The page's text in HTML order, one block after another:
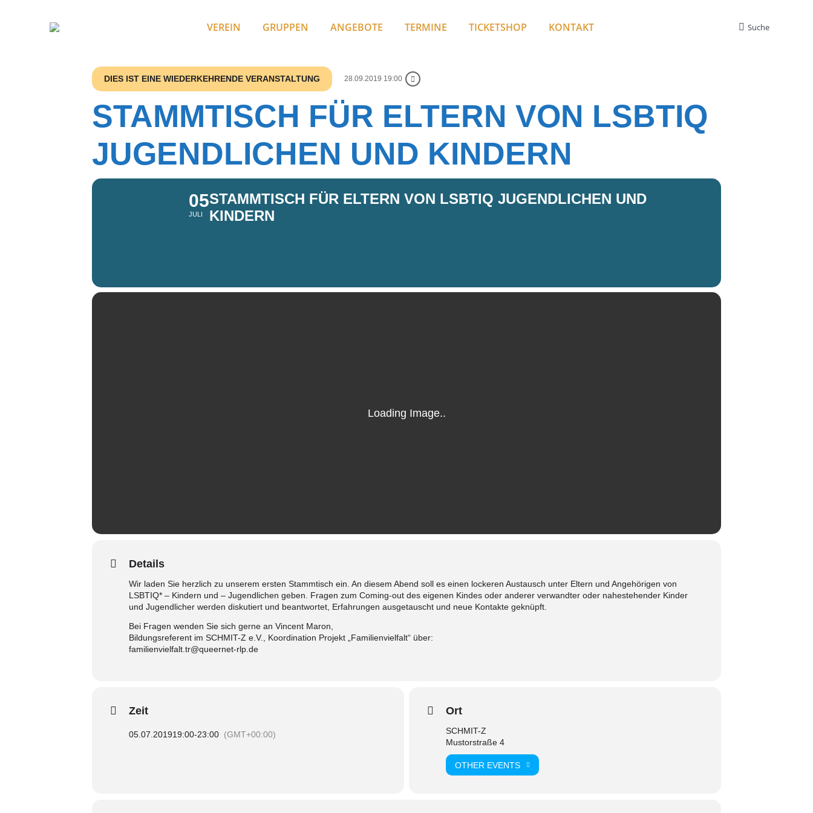
VEREIN GRUPPEN ANGEBOTE TERMINE TICKETSHOP KONTAKT Search:
Suche
DIES IST EINE WIEDERKEHRENDE VERANSTALTUNG 28.09.2019 19:00
STAMMTISCH FÜR ELTERN VON LSBTIQ
JUGENDLICHEN UND KINDERN
05
JULI
STAMMTISCH FÜR ELTERN VON LSBTIQ JUGENDLICHEN UND
KINDERN
Details
Wir laden Sie herzlich zu unserem ersten Stammtisch ein. An diesem Abend soll es einen lockeren Austausch unter Eltern und Angehörigen von
LSBTIQ* – Kindern und – Jugendlichen geben. Fragen zum Coming-out des eigenen Kindes oder anderer verwandter oder nahestehender Kinder
und Jugendlicher werden diskutiert und beantwortet, Erfahrungen ausgetauscht und neue Kontakte geknüpft.
Bei Fragen wenden Sie sich gerne an Vincent Maron,
Bildungsreferent im SCHMIT-Z e.V., Koordination Projekt „Familienvielfalt“ über:
familienvielfalt.tr@queernet-rlp.de
Zeit
05.07.201919:00-23:00 (GMT+00:00)
Ort
SCHMIT-Z
Mustorstraße 4
OTHER EVENTS